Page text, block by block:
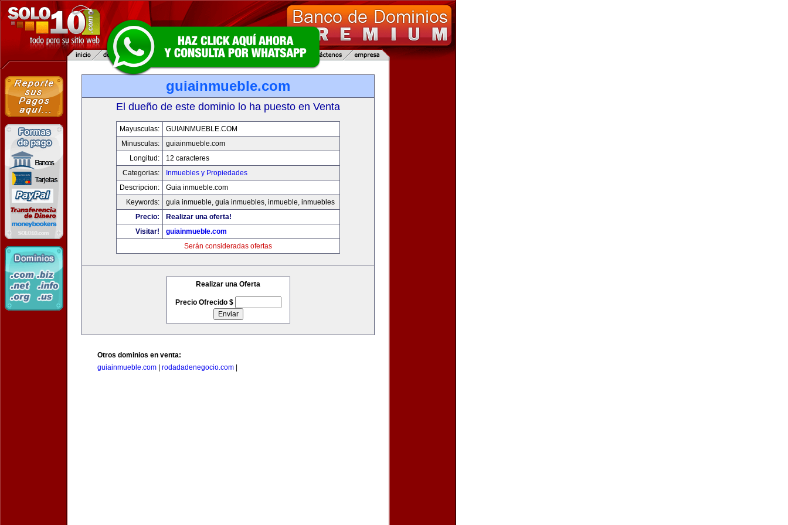
guiainmueble.com
El dueño de este dominio lo ha puesto en Venta
Mayusculas:
GUIAINMUEBLE.COM
Minusculas:
guiainmueble.com
Longitud:
12 caracteres
Categorias:
Inmuebles y Propiedades
Descripcion:
Guia inmueble.com
Keywords:
guia inmueble, guia inmuebles, inmueble, inmuebles
Precio:
Realizar una oferta!
Visitar!
guiainmueble.com
Serán consideradas ofertas
Realizar una Oferta
Precio Ofrecido $
Otros dominios en venta:
guiainmueble.com
rodadadenegocio.com